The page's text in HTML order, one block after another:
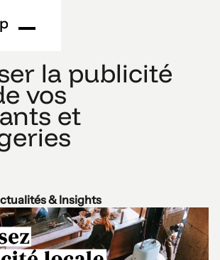
la publicité
vos
et
& Insights